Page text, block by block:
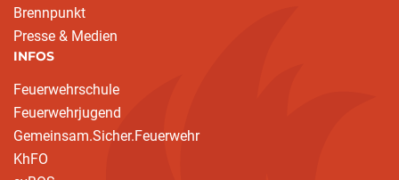
Brennpunkt
Presse & Medien
INFOS
Feuerwehrschule
Feuerwehrjugend
Gemeinsam.Sicher.Feuerwehr
KhFO